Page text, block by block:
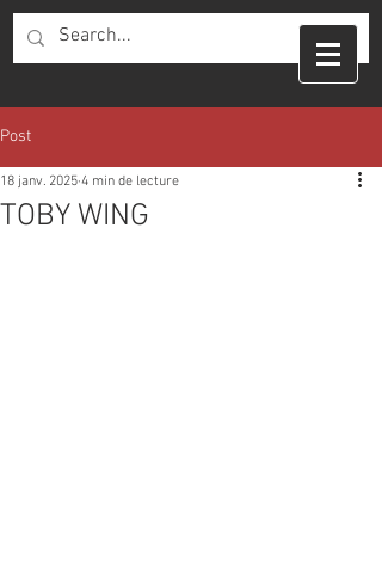
Post
TOBY WING
18 janv. 2025 4 min de lecture